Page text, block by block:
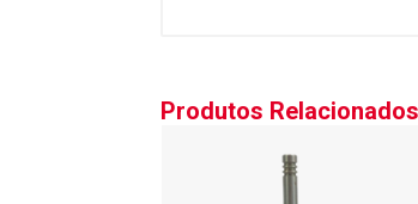
Produtos Relacionados